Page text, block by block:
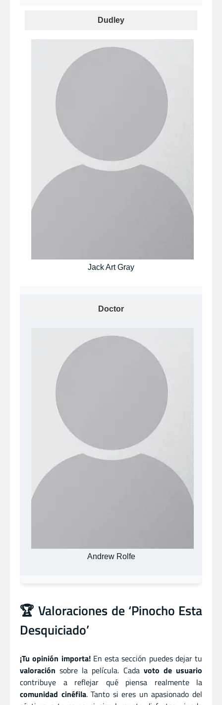
Dudley
Jack Art Gray
Doctor
Andrew Rolfe
🏆 Valoraciones de ‘Pinocho Esta
Desquiciado’
¡Tu opinión importa!En esta sección puedes dejar tu
valoración sobre la película. Cada voto de usuario
contribuye a reflejar qué piensa realmente la
comunidad cinéfila. Tanto si eres un apasionado del